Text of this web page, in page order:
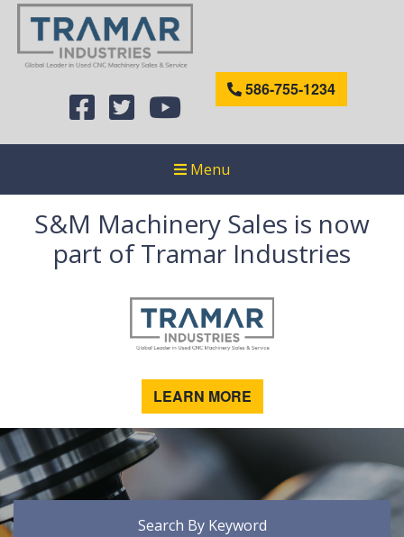
586-755-1234
Menu
S&M Machinery Sales is now
part of Tramar Industries
LEARN MORE
Search By Keyword